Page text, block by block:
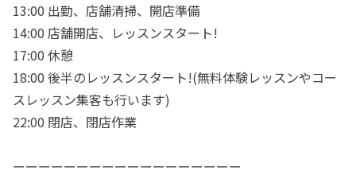
13:00 出勤、店舗清掃、開店準備
14:00 店舗開店、レッスンスタート!
17:00 休憩
18:00 後半のレッスンスタート!(無料体験レッスンやコー
スレッスン集客も行います)
22:00 閉店、閉店作業
ーーーーーーーーーーーーーーーーーー